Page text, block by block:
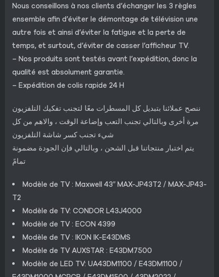
Nous conseillons à nos clients d’échanger les 3 règles
ensemble afin d’éviter le démontage de télévision une
autre fois et ainsi d’éviter la fatigue et la perte de
temps, et surtout, d’éviter de casser l’afficheur TV.
– Nos produits sont testés avant l’expédition, donc la
qualité est absolument garantie.
– Expédition de colis rapide 24 H
ننصح عملائنا بتبديل كل المسطرات معًا لتجنب تفكيك التلفزيون
مرة أخرى وبالتالي تجنب التعب وإضاعة الوقت ، والاهم من كل
شيء تجنب كسر شاشة التلفزيون
يتم اختبار منتجاتنا قبل الشحن ، وبالتالي فإن الجودة مضمونة
تمامً
Modèle de TV : Maxwell 43″ MAX-JP43T2 / MAX-JP43-
T2
Modèle de TV: CONDOR L43J4000
Modèle de TV : ECON 4399
Modèle de TV : IKON IK-E43DMS
Modèle de TV AUXSTAR : E43DM7500
Modèle de LED TV: UA43DM1100 / E43DM1100 /